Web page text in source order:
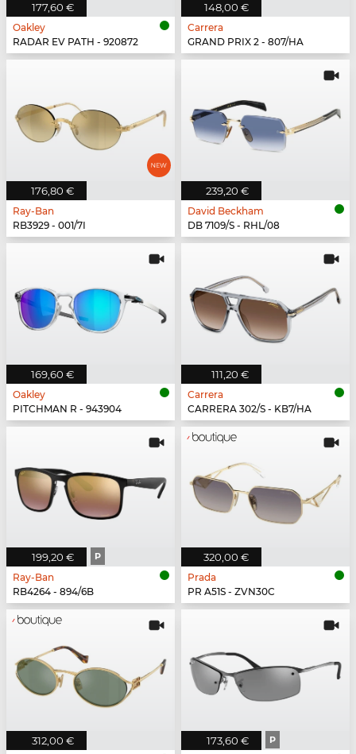
177,60 €
Oakley
RADAR EV PATH - 920872
148,00 €
Carrera
GRAND PRIX 2 - 807/HA
176,80 €
Ray-Ban
RB3929 - 001/7I
239,20 €
David Beckham
DB 7109/S - RHL/08
169,60 €
Oakley
PITCHMAN R - 943904
111,20 €
Carrera
CARRERA 302/S - KB7/HA
199,20 € P
Ray-Ban
RB4264 - 894/6B
320,00 €
Prada
PR A51S - ZVN30C
312,00 € 173,60 € P